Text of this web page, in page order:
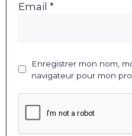
Email *
Enregistrer mon nom,
navigateur pour mon